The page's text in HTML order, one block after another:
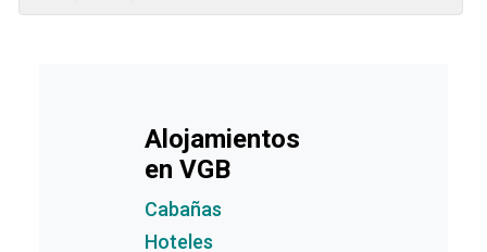
Alojamientos
en VGB
Cabañas
Hoteles